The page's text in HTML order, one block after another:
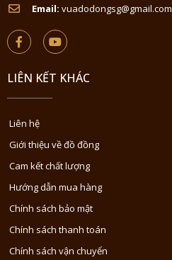
Email: vuadodongsg@gmail.com
LIÊN KẾT KHÁC
Liên hệ
Giới thiệu về đồ đồng
Cam kết chất lượng
Hướng dẫn mua hàng
Chính sách bảo mật
Chính sách thanh toán
Chính sách vận chuyển